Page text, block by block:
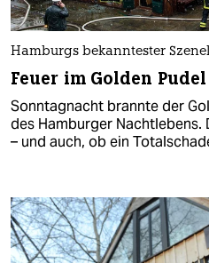
Hamburgs bekanntester
Feuer im Golden
Sonntagnacht brannte der
des Hamburger Nachtlebens.
– und auch, ob ein